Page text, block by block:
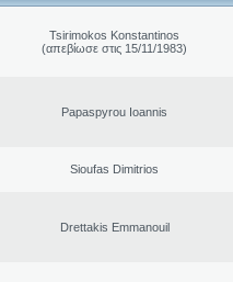
Tsirimokos Konstantinos
(απεβίωσε στις 15/11/1983)
Papaspyrou Ioannis
Sioufas Dimitrios
Drettakis Emmanouil